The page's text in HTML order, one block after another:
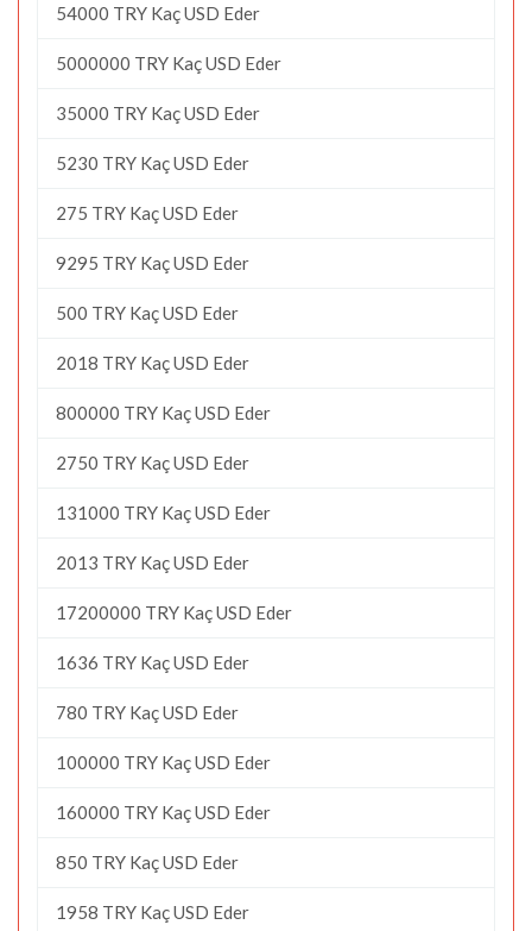
54000 TRY Kaç USD Eder
5000000 TRY Kaç USD Eder
35000 TRY Kaç USD Eder
5230 TRY Kaç USD Eder
275 TRY Kaç USD Eder
9295 TRY Kaç USD Eder
500 TRY Kaç USD Eder
2018 TRY Kaç USD Eder
800000 TRY Kaç USD Eder
2750 TRY Kaç USD Eder
131000 TRY Kaç USD Eder
2013 TRY Kaç USD Eder
17200000 TRY Kaç USD Eder
1636 TRY Kaç USD Eder
780 TRY Kaç USD Eder
100000 TRY Kaç USD Eder
160000 TRY Kaç USD Eder
850 TRY Kaç USD Eder
1958 TRY Kaç USD Eder